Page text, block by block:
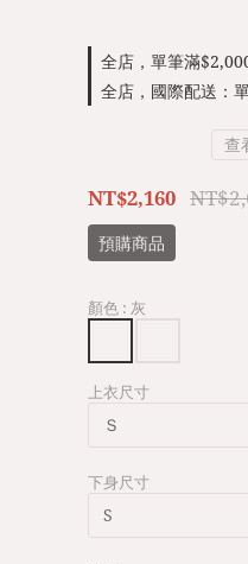
全店，單筆滿
全店，國際配送：
查
NT$2,160
預購商品
顏色 : 灰
上衣尺寸
下身尺寸